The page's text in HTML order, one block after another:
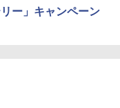
ー」キャンペーン